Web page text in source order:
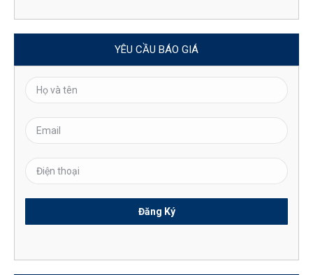
YÊU CẦU BÁO GIÁ